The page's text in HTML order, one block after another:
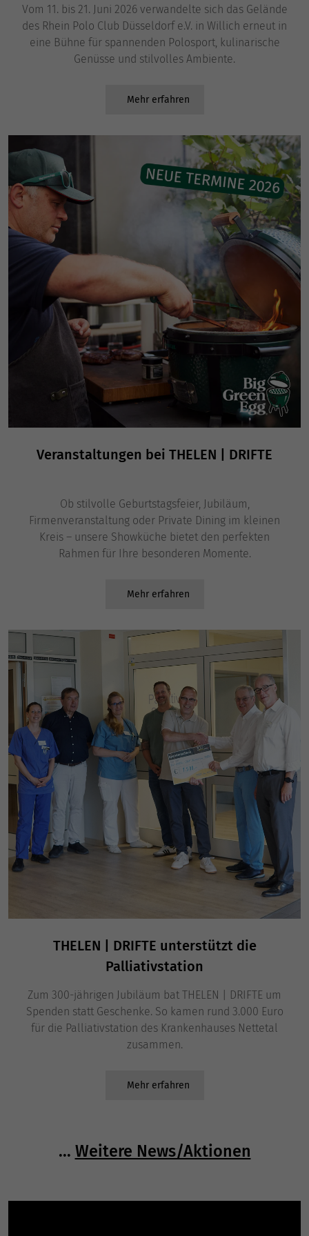
Vom 11. bis 21. Juni 2026 verwandelte sich das Gelände
des Rhein Polo Club Düsseldorf e.V. in Willich erneut in
eine Bühne für spannenden Polosport, kulinarische
Genüsse und stilvolles Ambiente.
Mehr erfahren
Veranstaltungen bei THELEN | DRIFTE
Ob stilvolle Geburtstagsfeier, Jubiläum,
Firmenveranstaltung oder Private Dining im kleinen
Kreis – unsere Showküche bietet den perfekten
Rahmen für Ihre besonderen Momente.
Mehr erfahren
THELEN | DRIFTE unterstützt die
Palliativstation
Zum 300-jährigen Jubiläum bat THELEN | DRIFTE um
Spenden statt Geschenke. So kamen rund 3.000 Euro
für die Palliativstation des Krankenhauses Nettetal
zusammen.
Mehr erfahren
... Weitere News/Aktionen